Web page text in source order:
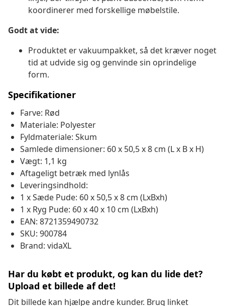
koordinerer med forskellige møbelstile.
Godt at vide:
Produktet er vakuumpakket, så det kræver noget
tid at udvide sig og genvinde sin oprindelige
form.
Specifikationer
Farve: Rød
Materiale: Polyester
Fyldmateriale: Skum
Samlede dimensioner: 60 x 50,5 x 8 cm (L x B x H)
Vægt: 1,1 kg
Aftageligt betræk med lynlås
Leveringsindhold:
1 x Sæde Pude: 60 x 50,5 x 8 cm (LxBxh)
1 x Ryg Pude: 60 x 40 x 10 cm (LxBxh)
EAN: 8721359490732
SKU: 900784
Brand: vidaXL
Har du købt et produkt, og kan du lide det?
Upload et billede af det!
Dit billede kan hjælpe andre kunder. Brug linket